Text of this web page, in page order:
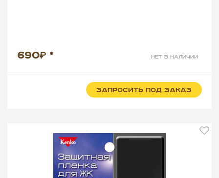
690 * нет в наличии
ЗАПРОСИТЬ ПОД ЗАКАЗ